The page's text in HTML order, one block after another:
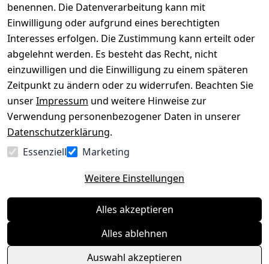
benennen. Die Datenverarbeitung kann mit
Einwilligung oder aufgrund eines berechtigten
Interesses erfolgen. Die Zustimmung kann erteilt oder
abgelehnt werden. Es besteht das Recht, nicht
einzuwilligen und die Einwilligung zu einem späteren
Zeitpunkt zu ändern oder zu widerrufen. Beachten Sie
unserImpressum und weitere Hinweise zur
Verwendung personenbezogener Daten in unserer
Datenschutzerklärung.
Essenziell
Marketing
Weitere Einstellungen
Alles akzeptieren
Alles ablehnen
Auswahl akzeptieren
Datenschutze
rklärung
Barrierefreihe
itserklärung
Widerrufsrec
ht
Kataloge zum
Download
Pflege &
Kundendienst
Kiefermöbel
Hilfe
Vertrag
widerrufen
© Massivholzmöbel Experte 2026